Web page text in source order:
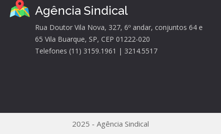
Agência Sindical
Rua Doutor Vila Nova, 327, 6º andar, conjuntos 64 e
65 Vila Buarque, SP, CEP 01222-020
Telefones (11) 3159.1961 | 3214.5517
2025 - Agência Sindical